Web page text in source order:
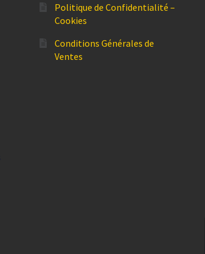
Politique de Confidentialité –
Cookies
Conditions Générales de
Ventes